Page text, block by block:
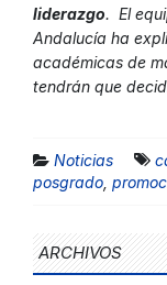
liderazgo. El
Andalucía ha
académicas de
tendrán que
Noticias
posgrado
ARCHIVOS